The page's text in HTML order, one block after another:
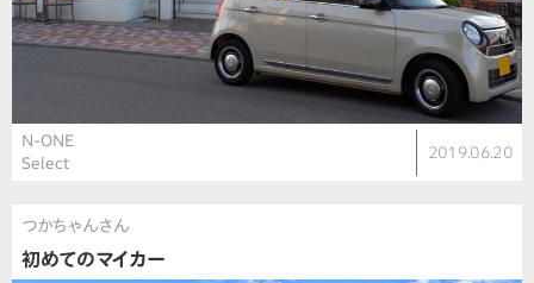
N-ONE
Select
2019.06.20
つかちゃんさん
初めてのマイカー